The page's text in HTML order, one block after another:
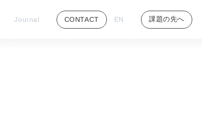
Journal CONTACT EN 課題の先へ